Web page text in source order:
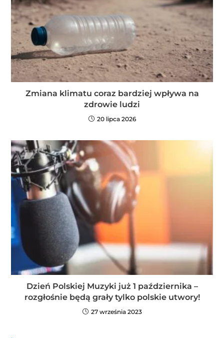
Zmiana klimatu coraz bardziej wpływa na
zdrowie ludzi
20 lipca 2026
Dzień Polskiej Muzyki już 1 października –
rozgłośnie będą grały tylko polskie utwory!
27 września 2023